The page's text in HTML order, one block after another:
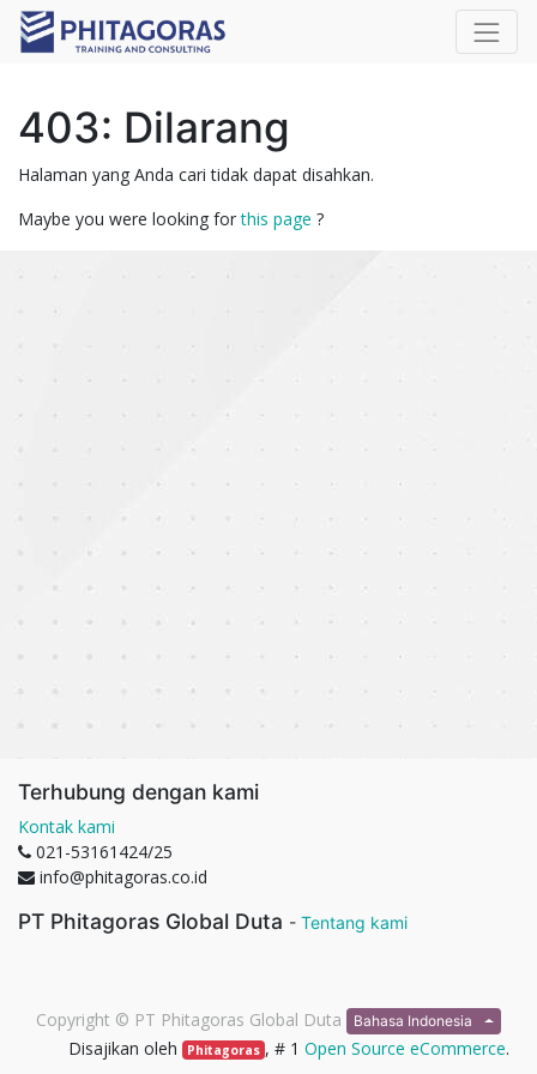
403: Dilarang
Halaman yang Anda cari tidak dapat disahkan.
Maybe you were looking forthis page ?
Terhubung dengan kami
Kontak kami
021-53161424/25
info@phitagoras.co.id
PT Phitagoras Global Duta - Tentang kami
Copyright © PT Phitagoras Global Duta Bahasa Indonesia
Disajikan oleh Phitagoras , # 1 Open Source eCommerce.